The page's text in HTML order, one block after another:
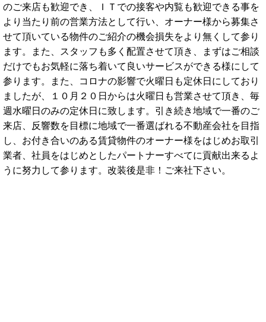
のご来店も歓迎でき、ＩＴでの接客や内覧も歓迎できる事を
より当たり前の営業方法として行い、オーナー様から募集さ
せて頂いている物件のご紹介の機会損失をより無くして参り
ます。また、スタッフも多く配置させて頂き、まずはご相談
だけでもお気軽に落ち着いて良いサービスができる様にして
参ります。また、コロナの影響で火曜日も定休日にしており
ましたが、１０月２０日からは火曜日も営業させて頂き、毎
週水曜日のみの定休日に致します。引き続き地域で一番のご
来店、反響数を目標に地域で一番選ばれる不動産会社を目指
し、お付き合いのある賃貸物件のオーナー様をはじめお取引
業者、社員をはじめとしたパートナーすべてに貢献出来るよ
うに努力して参ります。改装後是非！ご来社下さい。